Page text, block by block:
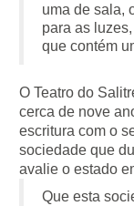
uma de sala,
para as
que contém
O Teatro do
cerca de nove
escritura com o
sociedade que
avalie o estado
Que esta